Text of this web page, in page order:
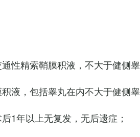
性精索鞘膜积液，不大于健侧
液，包括睾丸在内不大于健侧
1年以上无复发，无后遗症；